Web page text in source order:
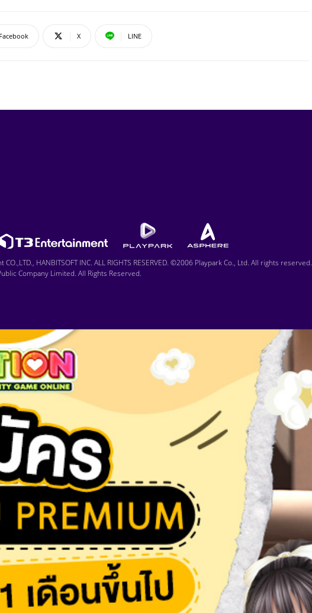
Facebook X LINE
HANBITSOFT INC. ALL RIGHTS RESERVED. ©2006 Playpark Co., Ltd. All rights reserved.
Company Limited. All Rights Reserved.